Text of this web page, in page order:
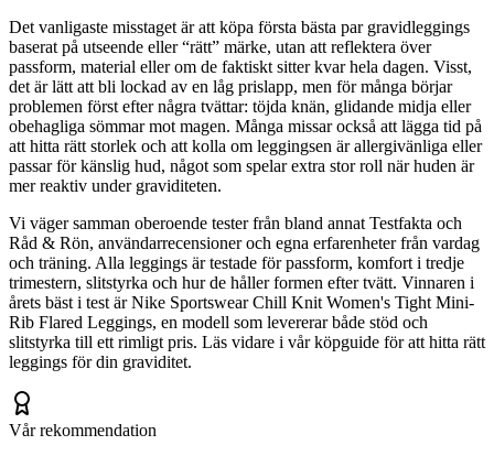
Det vanligaste misstaget är att köpa första bästa par gravidleggings
baserat på utseende eller “rätt” märke, utan att reflektera över
passform, material eller om de faktiskt sitter kvar hela dagen. Visst,
det är lätt att bli lockad av en låg prislapp, men för många börjar
problemen först efter några tvättar: töjda knän, glidande midja eller
obehagliga sömmar mot magen. Många missar också att lägga tid på
att hitta rätt storlek och att kolla om leggingsen är allergivänliga eller
passar för känslig hud, något som spelar extra stor roll när huden är
mer reaktiv under graviditeten.
Vi väger samman oberoende tester från bland annat Testfakta och
Råd & Rön, användarrecensioner och egna erfarenheter från vardag
och träning. Alla leggings är testade för passform, komfort i tredje
trimestern, slitstyrka och hur de håller formen efter tvätt. Vinnaren i
årets bäst i test är Nike Sportswear Chill Knit Women's Tight Mini-
Rib Flared Leggings, en modell som levererar både stöd och
slitstyrka till ett rimligt pris. Läs vidare i vår köpguide för att hitta rätt
leggings för din graviditet.
Vår rekommendation